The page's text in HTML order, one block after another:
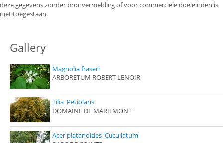
deze gegevens zonder bronvermelding of voor commerciële doeleinden is
niet toegestaan.
Gallery
Magnolia fraseri
ARBORETUM ROBERT LENOIR
Tilia 'Petiolaris'
DOMAINE DE MARIEMONT
Acer platanoides 'Cucullatum'